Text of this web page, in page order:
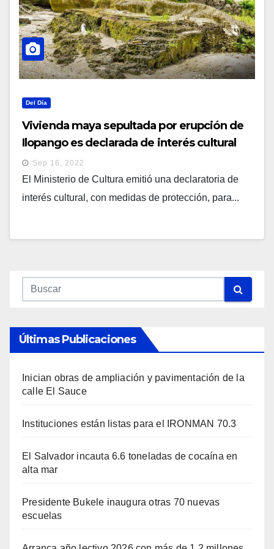
Del Día
Vivienda maya sepultada por erupción de
Ilopango es declarada de interés cultural
Sep 16, 2022
El Ministerio de Cultura emitió una declaratoria de
interés cultural, con medidas de protección, para...
Últimas Publicaciones
Inician obras de ampliación y pavimentación de la
calle El Sauce
Instituciones están listas para el IRONMAN 70.3
El Salvador incauta 6.6 toneladas de cocaína en
alta mar
Presidente Bukele inaugura otras 70 nuevas
escuelas